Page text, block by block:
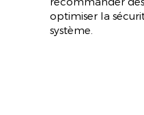
optimiser la
système.